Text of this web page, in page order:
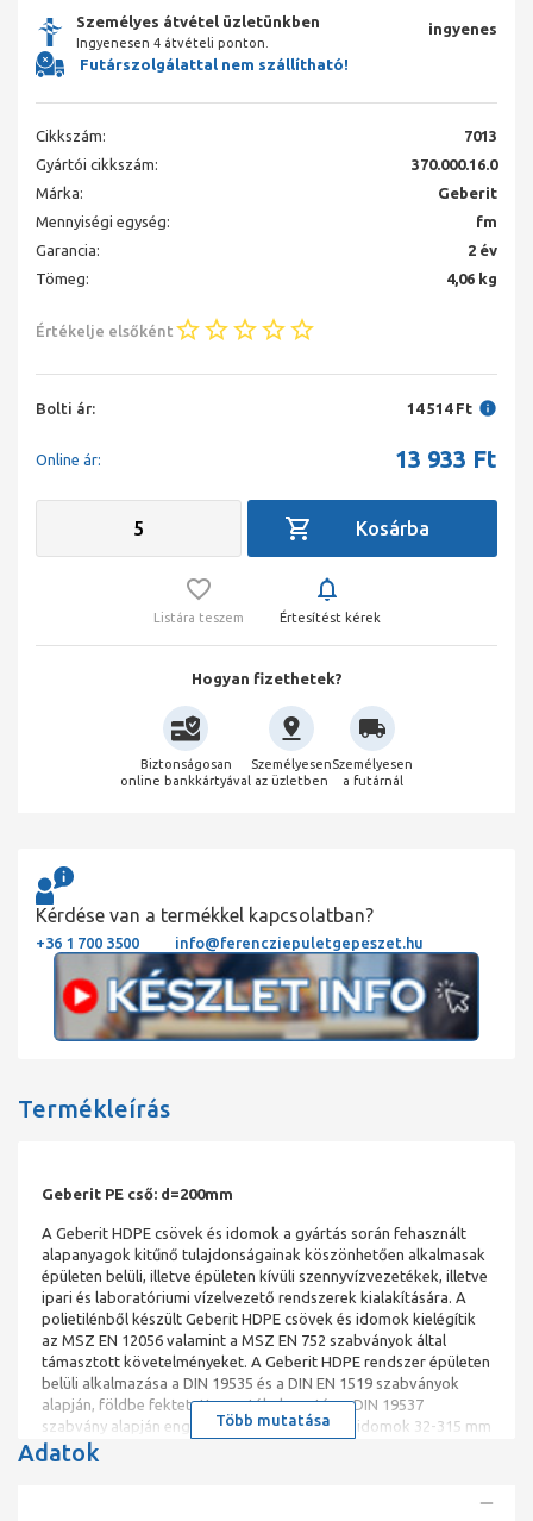
Személyes átvétel üzletünkben
Ingyenesen 4 átvételi ponton.
ingyenes
Futárszolgálattal nem szállítható!
Cikkszám:
7013
Gyártói cikkszám:
370.000.16.0
Márka:
Geberit
Mennyiségi egység:
fm
Garancia:
2 év
Tömeg:
4,06 kg
Értékelje elsőként
Bolti ár: 14 514 Ft
Online ár: 13 933 Ft
Listára teszem Értesítést kérek
Hogyan fizethetek?
Biztonságosan
online bankkártyával
Személyesen
az üzletben
Személyesen
a futárnál
Kérdése van a termékkel kapcsolatban?
+36 1 700 3500 info@ferencziepuletgepeszet.hu
Termékleírás
Geberit PE cső: d=200mm
A Geberit HDPE csövek és idomok a gyártás során fehasznált
alapanyagok kitűnő tulajdonságainak köszönhetően alkalmasak
épületen belüli, illetve épületen kívüli szennyvízvezetékek, illetve
ipari és laboratóriumi vízelvezető rendszerek kialakítására. A
polietilénből készült Geberit HDPE csövek és idomok kielégítik
az MSZ EN 12056 valamint a MSZ EN 752 szabványok által
támasztott követelményeket. A Geberit HDPE rendszer épületen
belüli alkalmazása a DIN 19535 és a DIN EN 1519 szabványok
alapján, földbe fektetett vezetékek esetén a DIN 19537
szabvány alapján engedélyezett. A csövek és idomok 32-315 mm
átmérőtartományban állnak rendelkezésre.
Több mutatása
Adatok